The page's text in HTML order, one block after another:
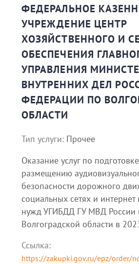
ФЕДЕРАЛЬНОЕ
УЧРЕЖДЕНИЕ ЦЕНТР
ХОЗЯЙСТВЕННОГО И
ОБЕСПЕЧЕНИЯ
УПРАВЛЕНИЯ
ВНУТРЕННИХ ДЕЛ
ФЕДЕРАЦИИ ПО
ОБЛАСТИ
Тип услуги: Прочее
Оказание услуг по
размещению
безопасности дорожного
социальных сетях и
нужд УГИБДД ГУ МВД России
Волгоградской области в
Ссылка:
https://zakupki.gov.ru/epz/order/